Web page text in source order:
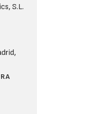
S.L.